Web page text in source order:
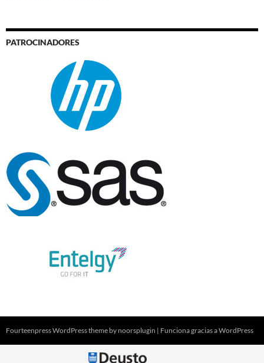
PATROCINADORES
Fourteenpress WordPress theme by noorsplugin | Funciona gracias a WordPress